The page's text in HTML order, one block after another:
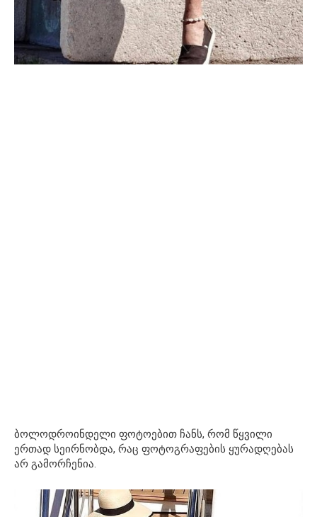
ბოლოდროინდელი ფოტოებით ჩანს, რომ წყვილი
ერთად სეირნობდა, რაც ფოტოგრაფების ყურადღებას
არ გამორჩენია.